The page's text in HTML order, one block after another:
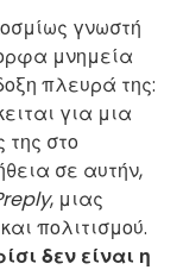
γνωστή
μνημεία
πλευρά της:
για μια
της στο
σε αυτήν,
, μιας
πολιτισμού.
δεν είναι η